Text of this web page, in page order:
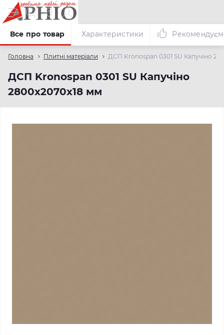
Головна Плитні матеріали ДСП Kronospan 0301 SU Капучіно
ДСП Kronospan 0301 SU Капучіно
2800x2070x18 мм
Все про товар Характеристики